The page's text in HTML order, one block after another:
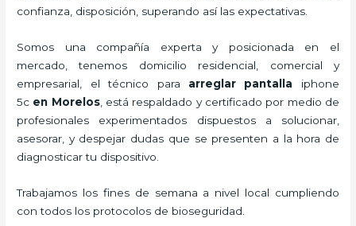
confianza, disposición, superando así las expectativas.
Somos una compañía experta y posicionada en el
mercado, tenemos domicilio residencial, comercial y
empresarial, el técnico para arreglar pantalla iphone
5c en Morelos, está respaldado y certificado por medio de
profesionales experimentados dispuestos a solucionar,
asesorar, y despejar dudas que se presenten a la hora de
diagnosticar tu dispositivo.
Trabajamos los fines de semana a nivel local cumpliendo
con todos los protocolos de bioseguridad.